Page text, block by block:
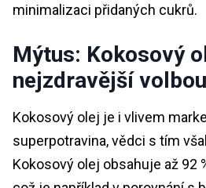
minimalizaci přidaných cukrů.
Mýtus: Kokosový
nejzdravější volbou
Kokosový olej je i vlivem
superpotravina, vědci s tím
Kokosový olej obsahuje až 92